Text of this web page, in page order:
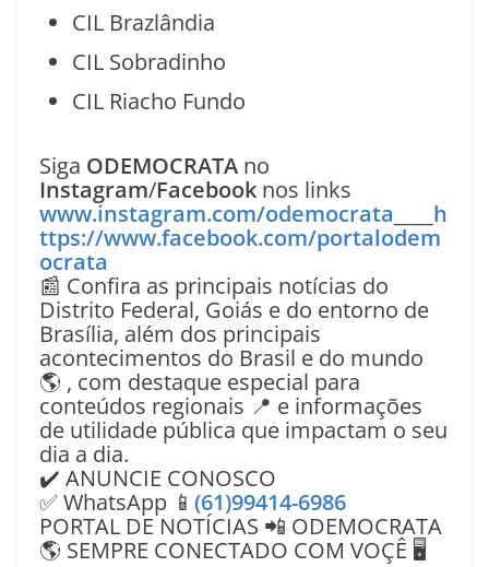
CIL Brazlândia
CIL Sobradinho
CIL Riacho Fundo
Siga ODEMOCRATA no
Instagram/Facebook nos links
www.instagram.com/odemocrata
h
ttps://www.facebook.com/portalodem
ocrata
📰 Confira as principais notícias do
Distrito Federal, Goiás e do entorno de
Brasília, além dos principais
acontecimentos do Brasil e do mundo
🌎 , com destaque especial para
conteúdos regionais 📍 e informações
de utilidade pública que impactam o seu
dia a dia.
✔️ ANUNCIE CONOSCO
✅ WhatsApp 📱 (61)99414-6986
PORTAL DE NOTÍCIAS 📲 ODEMOCRATA
🌎 SEMPRE CONECTADO COM VOÇÊ 🖥️